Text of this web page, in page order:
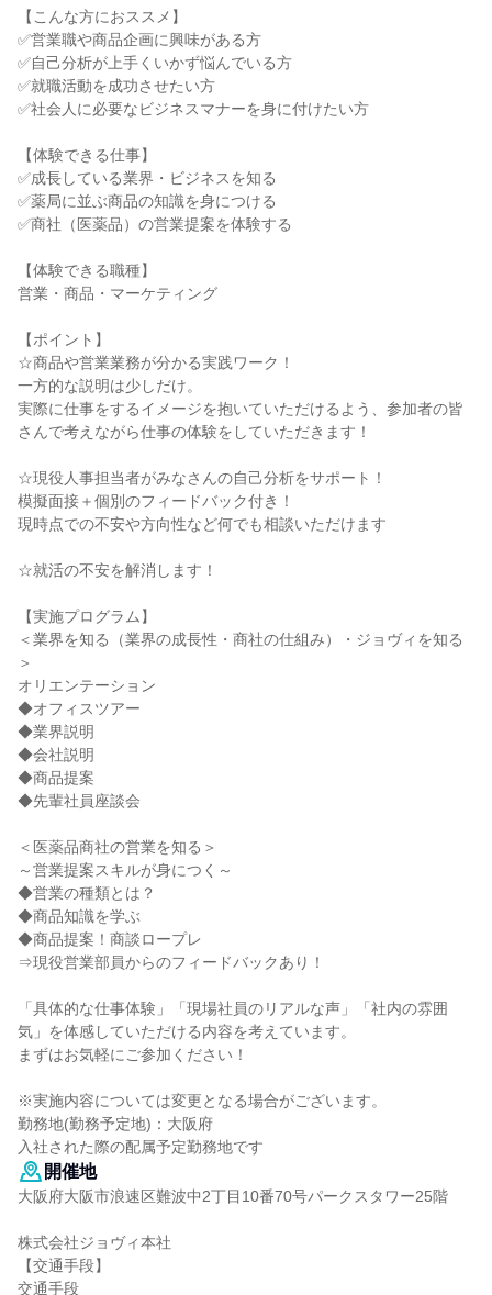
【こんな方におススメ】
✅営業職や商品企画に興味がある方
✅自己分析が上手くいかず悩んでいる方
✅就職活動を成功させたい方
✅社会人に必要なビジネスマナーを身に付けたい方
【体験できる仕事】
✅成長している業界・ビジネスを知る
✅薬局に並ぶ商品の知識を身につける
✅商社（医薬品）の営業提案を体験する
【体験できる職種】
営業・商品・マーケティング
【ポイント】
☆商品や営業業務が分かる実践ワーク！
一方的な説明は少しだけ。
実際に仕事をするイメージを抱いていただけるよう、参加者の皆
さんで考えながら仕事の体験をしていただきます！
☆現役人事担当者がみなさんの自己分析をサポート！
模擬面接＋個別のフィードバック付き！
現時点での不安や方向性など何でも相談いただけます
☆就活の不安を解消します！
【実施プログラム】
＜業界を知る（業界の成長性・商社の仕組み）・ジョヴィを知る
＞
オリエンテーション
◆オフィスツアー
◆業界説明
◆会社説明
◆商品提案
◆先輩社員座談会
＜医薬品商社の営業を知る＞
～営業提案スキルが身につく～
◆営業の種類とは？
◆商品知識を学ぶ
◆商品提案！商談ロープレ
⇒現役営業部員からのフィードバックあり！
「具体的な仕事体験」「現場社員のリアルな声」「社内の雰囲
気」を体感していただける内容を考えています。
まずはお気軽にご参加ください！
※実施内容については変更となる場合がございます。
勤務地(勤務予定地)：大阪府
入社された際の配属予定勤務地です
開催地
大阪府大阪市浪速区難波中2丁目10番70号パークスタワー25階
株式会社ジョヴィ本社
【交通手段】
交通手段